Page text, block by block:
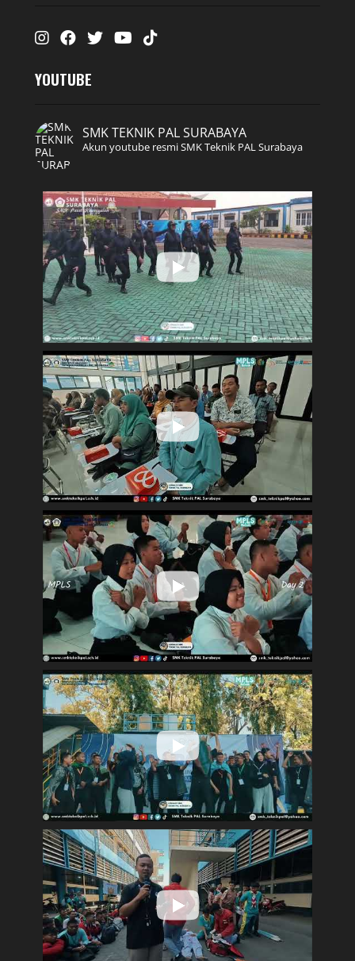
Instagram
FacebookTwitterYoutube
Tiktok
YOUTUBE
SMK TEKNIK PAL SURABAYA
Akun youtube resmi SMK Teknik PAL Surabaya